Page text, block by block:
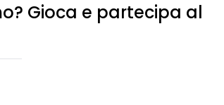
Gioca e partecipa al